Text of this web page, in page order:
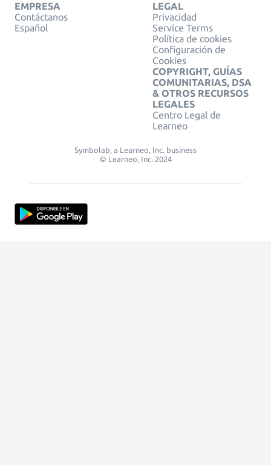
EMPRESA
Contáctanos
Español
LEGAL
Privacidad
Service Terms
Política de cookies
Configuración de
Cookies
COPYRIGHT, GUÍAS
COMUNITARIAS, DSA
& OTROS RECURSOS
LEGALES
Centro Legal de
Learneo
Symbolab, a Learneo, Inc. business
© Learneo, Inc. 2024